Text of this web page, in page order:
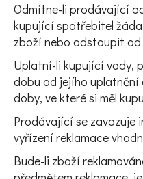
Odmítne-li prodávající
kupující spotřebitel
zboží nebo odstoupit od
Uplatní-li kupující vady,
dobu od jejího
doby, ve které si měl
Prodávající se zavazuje
vyřízení reklamace
Bude-li zboží